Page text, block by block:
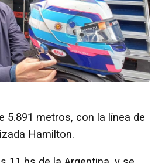
5.891 metros, con la línea de
Hamilton.